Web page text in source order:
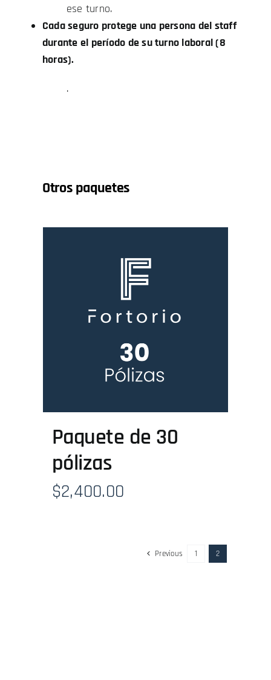
ese turno.
Cada seguro protege una persona del staff
durante el período de su turno laboral (8
horas).
.
Otros paquetes
Paquete de 30
pólizas
$2,400.00
Previous 1 2